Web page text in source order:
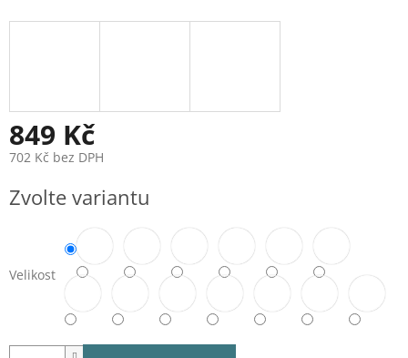
849 Kč
702 Kč bez DPH
cena:
Zvolte variantu
Velikost